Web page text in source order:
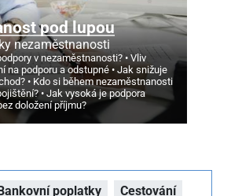
pod lupou
nezaměstnanosti
v nezaměstnanosti?
Vliv
na podporu a odstupné
Jak snižuje
Kdo si během nezaměstnanosti
Jak vysoká je podpora
doložení příjmu?
Bankovní poplatky Cestování